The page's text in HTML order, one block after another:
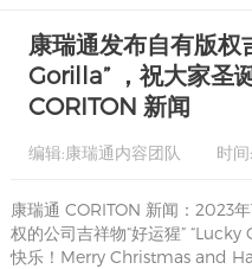
康瑞通发布自有版权
Gorilla” ，祝大家圣
CORITON 新闻
编辑:康瑞通内容团队 时
康瑞通 CORITON 新闻：2023
权的公司吉祥物“好运猩”
快乐！Merry Christmas and